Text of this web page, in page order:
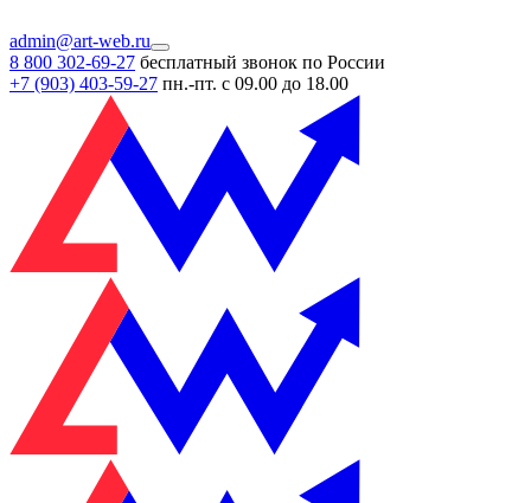
admin@art-web.ru
8 800 302-69-27 бесплатный звонок по России
+7 (903) 403-59-27 пн.-пт. с 09.00 до 18.00